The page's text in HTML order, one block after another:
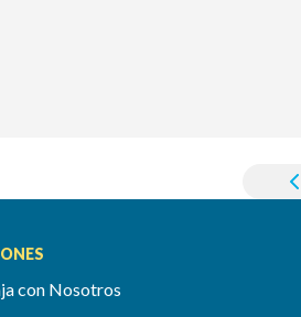
con Nosotros